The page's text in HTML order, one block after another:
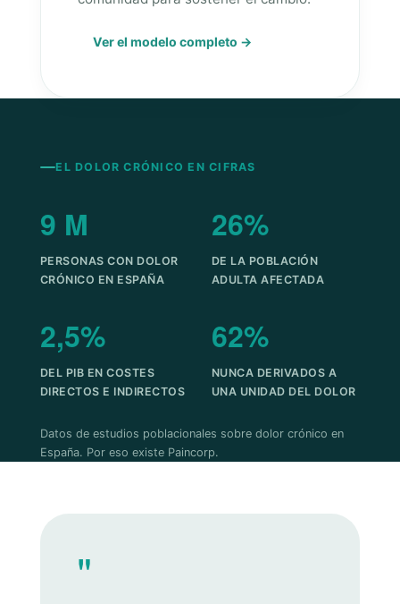
Ver el modelo completo →
EL DOLOR CRÓNICO EN CIFRAS
9 M
PERSONAS CON DOLOR
CRÓNICO EN ESPAÑA
26%
DE LA POBLACIÓN
ADULTA AFECTADA
2,5%
DEL PIB EN COSTES
DIRECTOS E INDIRECTOS
62%
NUNCA DERIVADOS A
UNA UNIDAD DEL DOLOR
Datos de estudios poblacionales sobre dolor crónico en
España. Por eso existe Paincorp.
"